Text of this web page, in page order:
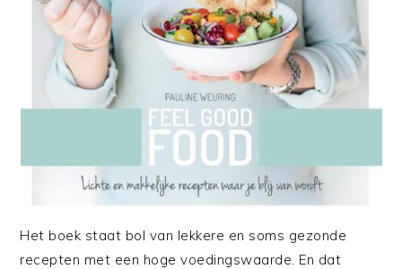
Het boek staat bol van lekkere en soms gezonde
recepten met een hoge voedingswaarde. En dat